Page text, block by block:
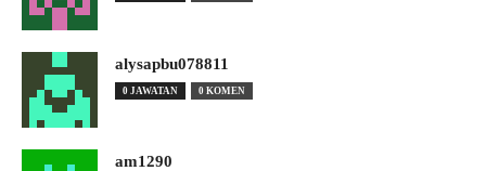
alysapbu078811
0 JAWATAN 0 KOMEN
am1290